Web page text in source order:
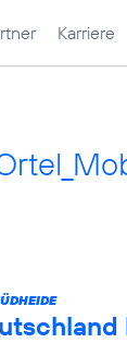
Karriere